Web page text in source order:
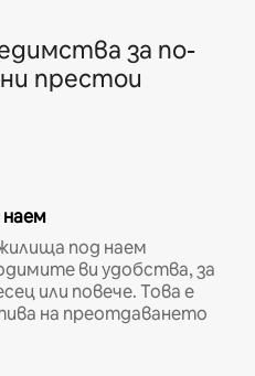
за по-
престои
под наем
ви удобства, за
или повече. Това е
на преотдаването